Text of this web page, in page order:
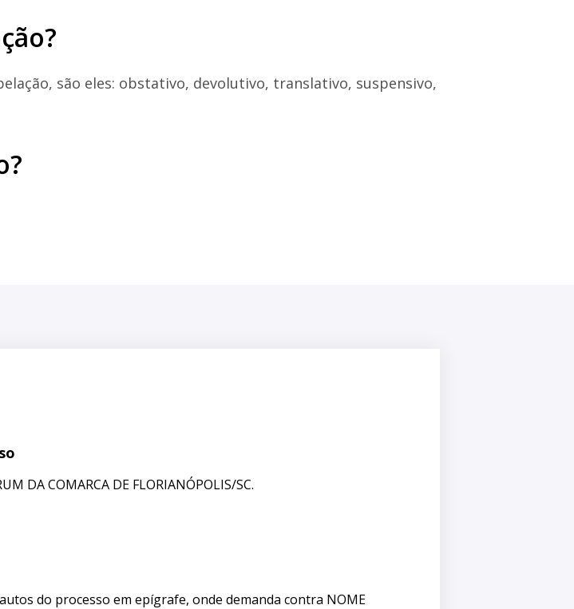
são eles: obstativo, devolutivo, translativo, suspensivo,
DA COMARCA DE FLORIANÓPOLIS/SC.
do processo em epígrafe, onde demanda contra NOME